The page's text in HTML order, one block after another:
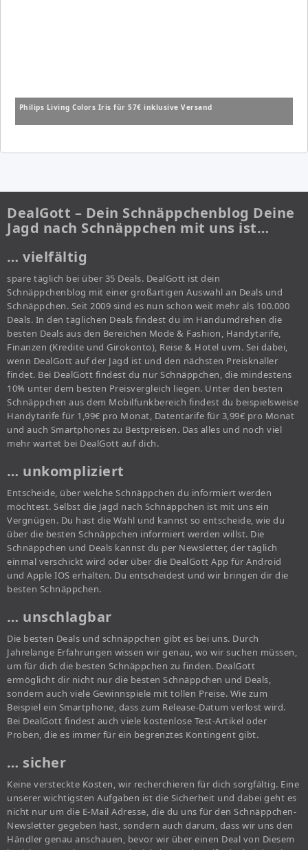
Phi­lips Living Colors Iris für 57€ inklusive Versand
DealGott – Dein Schnäppchenblog Deine
Jagd nach Schnäppchen mit uns ist…
… vielfältig
spare täglich bei über 35 Deals. DealGott ist dein
Schnäppchenblog mit einer großartigen Auswahl an Deals und
Schnäppchen. Seit 2009 sind es nun schon weit mehr als 100.000
Deals. In den täglichen Deals findest du im Handumdrehen die
besten Deals aus den Bereichen Mode & Fashion, Handytarife,
Finanzen (Kredite und Girokonto), Reise & Hotel uvm. Sei dabei,
wenn DealGott auf der Jagd ist und den nächsten Preisknaller
findet. Bei DealGott findest du nur Schnäppchen, die mindestens
10% unter dem besten Preisvergleich liegen. Unter den besten
Schnäppchen aus dem Mobilfunkbereich findest du beispielsweise
Handytarife für 1,99€ pro Monat, Datentarife für 3,99€ pro Monat
und auch Smartphones zu Bestpreisen. Das alles und noch viel
mehr wartet bei DealGott auf dich.
… unkompliziert
Entscheide, über welche Schnäppchen du informiert werden
möchtest. Selbst die Jagd nach Schnäppchen ist mit uns ein
Vergnügen. Du hast die Wahl und kannst so entscheide, wie du
über die besten Schnäppchen informiert werden willst. Die
Schnäppchen und Deals kannst du per Newsletter, der täglich
einmal verschickt wird oder über die DealGott App für Android
und Apple IOS erhalten. Du entscheidest und wir bringen dir die
besten Schnäppchen.
… unschlagbar
Die besten Deals und schnäppchen gibt es bei uns. Durch
Jahrelange Erfahrungen wissen wir genau, wo wir suchen müssen,
um für dich die besten Schnäppchen zu finden. DealGott
ermöglicht dir nicht nur die besten Schnäppchen und Deals,
sondern auch viele Gewinnspiele mit tollen Preise. Wie zum
Beispiel ein Smartphone, dass zum Release-Datum verlost wird.
Bei DealGott findest auch viele kostenlose Test-Artikel oder
Proben, die es immer für ein begrenztes Kontingent gibt.
… sicher
Keine versteckte Kosten, wir recherchieren für dich sorgfältig. Eine
unserer wichtigsten Aufgaben ist die Sicherheit und dabei geht es
nicht nur um die E-Mail Adresse, die du uns für den Schnäppchen-
Newsletter gegeben hast, sondern auch darum, dass wir uns den
Händler genau anschauen, bevor wir über einen Deal von Diesem